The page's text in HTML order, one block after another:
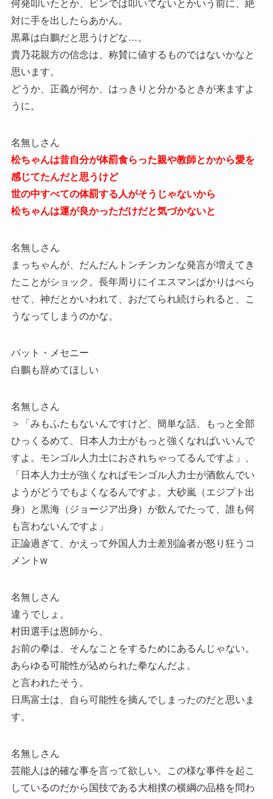
何発叩いたとか、ビンでは叩いてないとかいう前に、絶
対に手を出したらあかん。
黒幕は白鵬だと思うけどな…。
貴乃花親方の信念は、称賛に値するものではないかなと
思います。
どうか、正義が何か、はっきりと分かるときが来ますよ
うに。
名無しさん
松ちゃんは昔自分が体罰食らった親や教師とかから愛を
感じてたんだと思うけど
世の中すべての体罰する人がそうじゃないから
松ちゃんは運が良かっただけだと気づかないと
名無しさん
まっちゃんが、だんだんトンチンカンな発言が増えてき
たことがショック。長年周りにイエスマンばかりはべら
せて、神だとかいわれて、おだてられ続けられると、こ
うなってしまうのかな。
パット・メセニー
白鵬も辞めてほしい
名無しさん
＞「みもふたもないんですけど、簡単な話、もっと全部
ひっくるめて、日本人力士がもっと強くなればいいんで
すよ。モンゴル人力士におされちゃってるんですよ」、
「日本人力士が強くなればモンゴル人力士が酒飲んでい
ようがどうでもよくなるんですよ。大砂嵐（エジプト出
身）と黒海（ジョージア出身）が飲んでたって、誰も何
も言わないんですよ」
正論過ぎて、かえって外国人力士差別論者が怒り狂うコ
メントw
名無しさん
違うでしょ。
村田選手は恩師から、
お前の拳は、そんなことをするためにあるんじゃない。
あらゆる可能性が込められた拳なんだよ。
と言われたそう。
日馬富士は、自ら可能性を摘んでしまったのだと思いま
す。
名無しさん
芸能人は的確な事を言って欲しい。この様な事件を起こ
しているのだから国技である大相撲の横綱の品格を問わ